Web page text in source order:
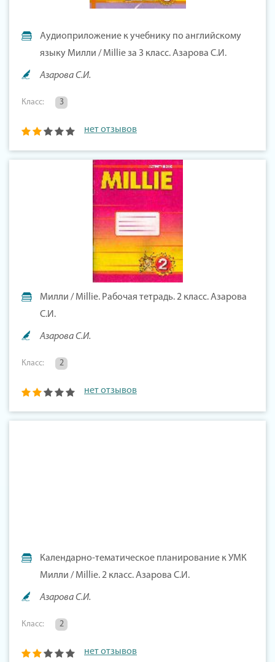
Аудиоприложение к учебнику по английскому
языку Милли / Millie за 3 класс. Азарова С.И.
Азарова С.И.
Класс: 3
нет отзывов
Милли / Millie. Рабочая тетрадь. 2 класс. Азарова
С.И.
Азарова С.И.
Класс: 2
нет отзывов
Календарно-тематическое планирование к УМК
Милли / Millie. 2 класс. Азарова С.И.
Азарова С.И.
Класс: 2
нет отзывов